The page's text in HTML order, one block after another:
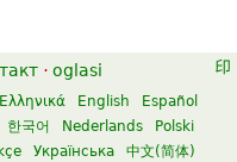
· oglasi
Ελληνικά English
Español
한국어 Nederlands
Polski
Українська 中文(简体)